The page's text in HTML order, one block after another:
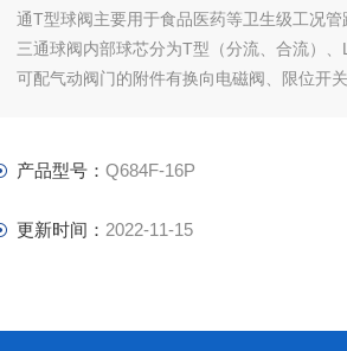
通T型球阀主要用于食品医药等卫生级工况管
三通球阀内部球芯分为T型（分流、合流）
可配气动阀门的附件有换向电磁阀、限位开
产品型号： Q684F-16P
更新时间： 2022-11-15